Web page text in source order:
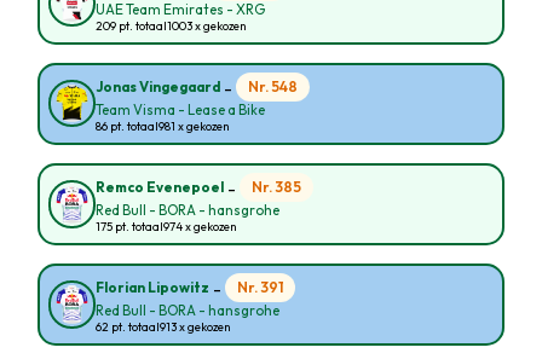
UAE Team Emirates - XRG
209 pt. totaal1003 x gekozen
Jonas Vingegaard - Nr. 548
Team Visma - Lease a Bike
86 pt. totaal981 x gekozen
Remco Evenepoel - Nr. 385
Red Bull - BORA - hansgrohe
175 pt. totaal974 x gekozen
Florian Lipowitz - Nr. 391
Red Bull - BORA - hansgrohe
62 pt. totaal913 x gekozen